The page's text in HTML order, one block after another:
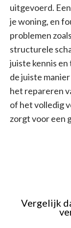
uitgevoerd.
je woning, en
problemen
structurele
juiste kennis en
de juiste
het repareren
of het volledig
zorgt voor een
Vergelijk